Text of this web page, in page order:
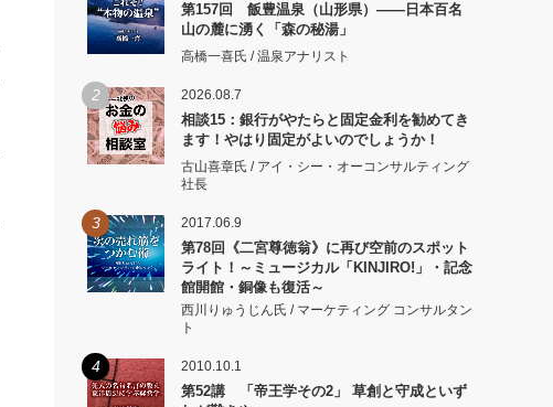
第157回 飯豊温泉（山形県）――日本百名
山の麓に湧く「森の秘湯」
高橋一喜氏 / 温泉アナリスト
2 2026.08.7
相談15：銀行がやたらと固定金利を勧めてき
ます！やはり固定がよいのでしょうか！
古山喜章氏 / アイ・シー・オーコンサルティング
社長
3 2017.06.9
第78回《二宮尊徳翁》に再び空前のスポット
ライト！～ミュージカル「KINJIRO!」・記念
館開館・銅像も復活～
西川りゅうじん氏 / マーケティング コンサルタン
ト
4 2010.10.1
第52講 「帝王学その2」 草創と守成といず